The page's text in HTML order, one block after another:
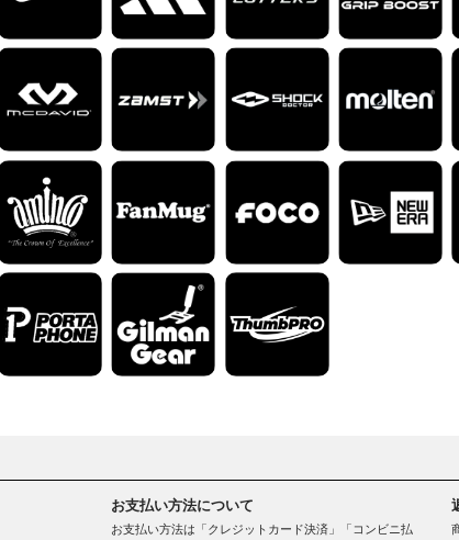
お支払い方法について
お支払い方法は「クレジットカード決済」「コンビニ払